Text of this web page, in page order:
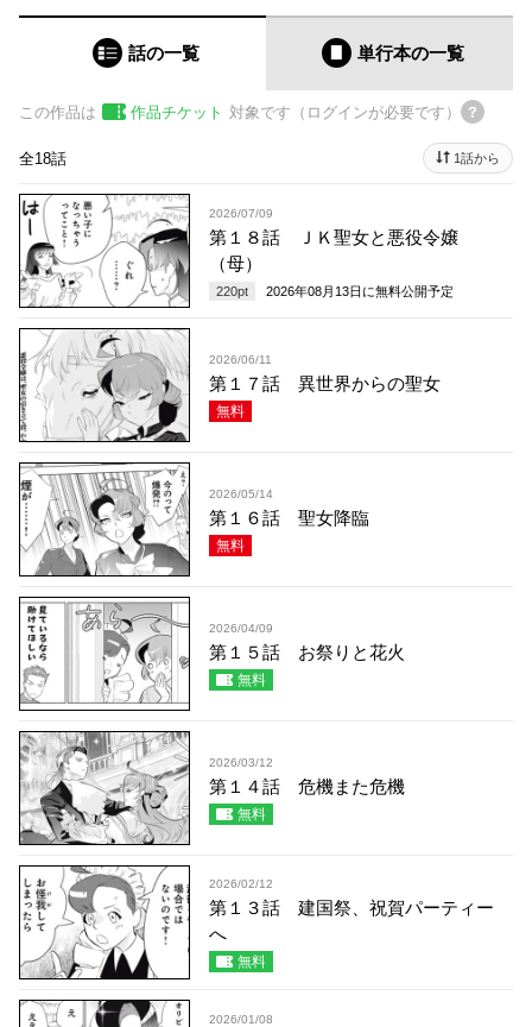
話の一覧 単行本の一覧
この作品は 作品チケット 対象です（ログインが必要です）
全18話 1話から
2026/07/09
第１８話 ＪＫ聖女と悪役令嬢
（母）
220pt 2026年08月13日 に無料公開予定
2026/06/11
第１７話 異世界からの聖女
無料
2026/05/14
第１６話 聖女降臨
無料
2026/04/09
第１５話 お祭りと花火
無料
2026/03/12
第１４話 危機また危機
無料
2026/02/12
第１３話 建国祭、祝賀パーティー
へ
無料
2026/01/08